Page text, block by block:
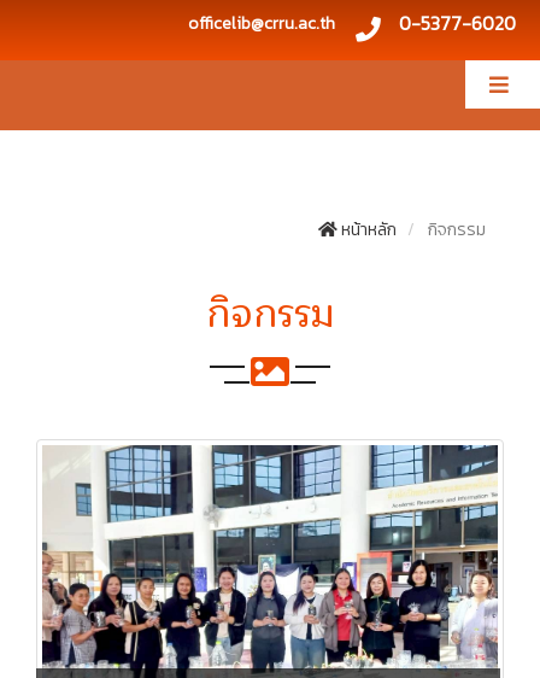
officelib@crru.ac.th 0-5377-6020
หน้าหลัก กิจกรรม
กิจกรรม